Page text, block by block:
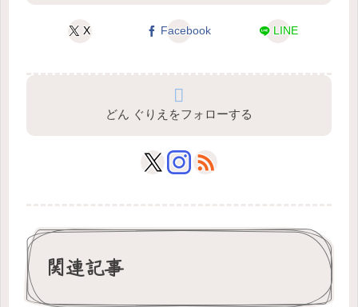
X Facebook LINE
どん ぐりえをフォローする
関連記事